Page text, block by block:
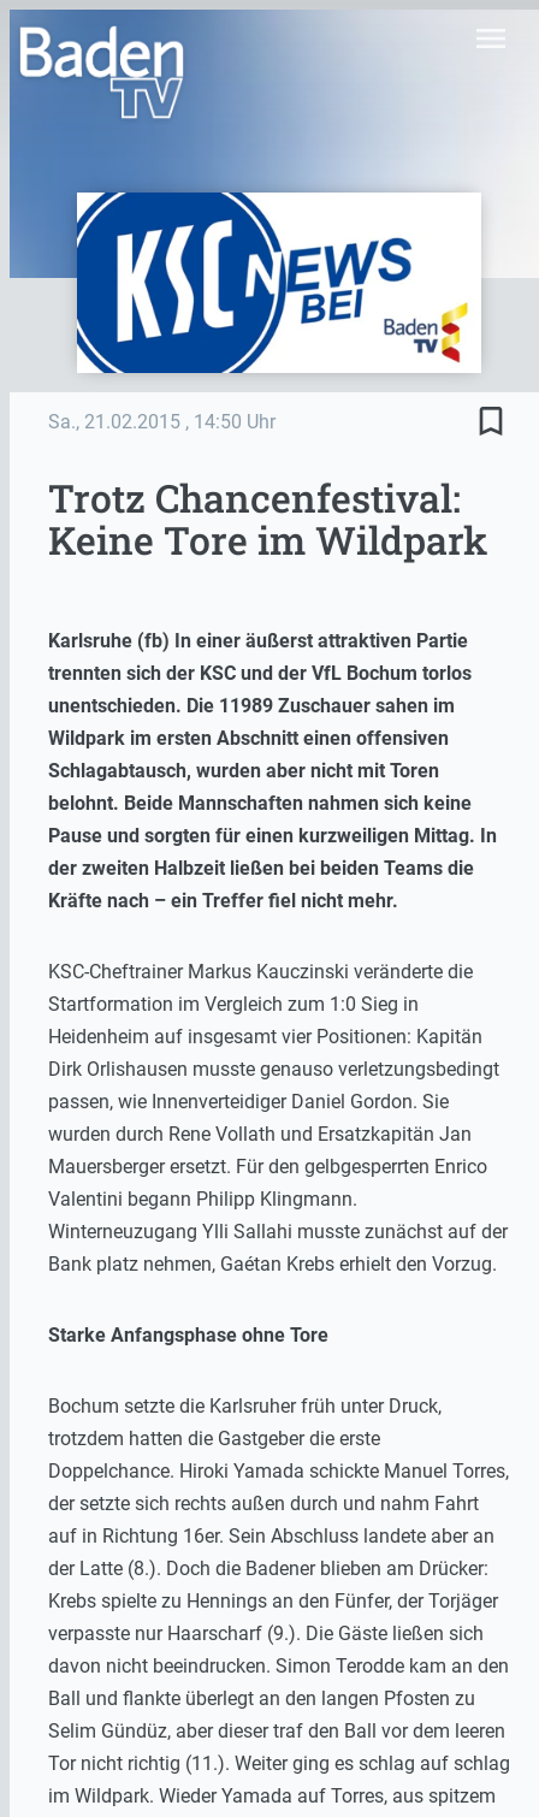
menu
Sa., 21.02.2015 , 14:50 Uhr bookmark_border
Trotz Chancenfestival:
Keine Tore im Wildpark
Karlsruhe (fb) In einer äußerst attraktiven Partie
trennten sich der KSC und der VfL Bochum torlos
unentschieden. Die 11989 Zuschauer sahen im
Wildpark im ersten Abschnitt einen offensiven
Schlagabtausch, wurden aber nicht mit Toren
belohnt. Beide Mannschaften nahmen sich keine
Pause und sorgten für einen kurzweiligen Mittag. In
der zweiten Halbzeit ließen bei beiden Teams die
Kräfte nach – ein Treffer fiel nicht mehr.
KSC-Cheftrainer Markus Kauczinski veränderte die
Startformation im Vergleich zum 1:0 Sieg in
Heidenheim auf insgesamt vier Positionen: Kapitän
Dirk Orlishausen musste genauso verletzungsbedingt
passen, wie Innenverteidiger Daniel Gordon. Sie
wurden durch Rene Vollath und Ersatzkapitän Jan
Mauersberger ersetzt. Für den gelbgesperrten Enrico
Valentini begann Philipp Klingmann.
Winterneuzugang Ylli Sallahi musste zunächst auf der
Bank platz nehmen, Gaétan Krebs erhielt den Vorzug.
Starke Anfangsphase ohne Tore
Bochum setzte die Karlsruher früh unter Druck,
trotzdem hatten die Gastgeber die erste
Doppelchance. Hiroki Yamada schickte Manuel Torres,
der setzte sich rechts außen durch und nahm Fahrt
auf in Richtung 16er. Sein Abschluss landete aber an
der Latte (8.). Doch die Badener blieben am Drücker:
Krebs spielte zu Hennings an den Fünfer, der Torjäger
verpasste nur Haarscharf (9.). Die Gäste ließen sich
davon nicht beeindrucken. Simon Terodde kam an den
Ball und flankte überlegt an den langen Pfosten zu
Selim Gündüz, aber dieser traf den Ball vor dem leeren
Tor nicht richtig (11.). Weiter ging es schlag auf schlag
im Wildpark. Wieder Yamada auf Torres, aus spitzem